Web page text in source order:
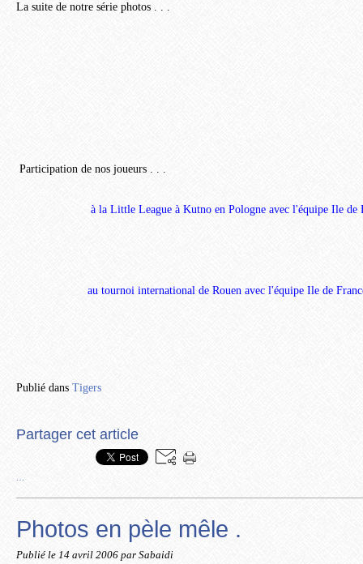
La suite de notre série photos . . .
Participation de nos joueurs . . .
à la Little League à Kutno en Pologne avec l'équipe Ile de
au tournoi international de Rouen avec l'équipe Ile de
Publié dans Tigers
Partager cet article
Photos en pèle mêle .
Publié le 14 avril 2006 par Sabaidi